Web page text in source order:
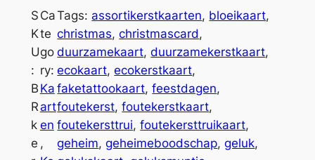
i
j
s
w
a
s
2
2
,
5
0
.
s
o
r
t
i
k
e
r
a
t
i
e
:
S
K
U
:
B
R
k
e
Ca
te
go
ry:
Ka
art
en
Tags: assortikerstkaarten, bloeikaart
christmas, christmascard
duurzamekaart, duurzamekerstkaart
ecokaart, ecokerstkaart
faketattookaart, feestdagen
foutekerst, foutekerstkaart
foutekersttrui, foutekersttruikaart
geheim, geheimeboodschap, geluk